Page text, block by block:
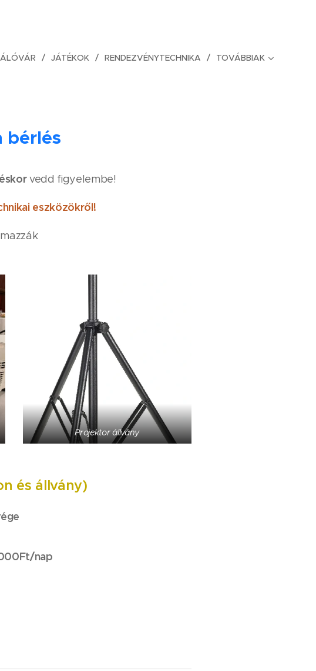
JÁTÉKOK RENDEZVÉNYTECHNIKA TOVÁBBIAK
bérlés
vedd figyelembe!
eszközökről!
Projektor állvány
és állvány)
nap